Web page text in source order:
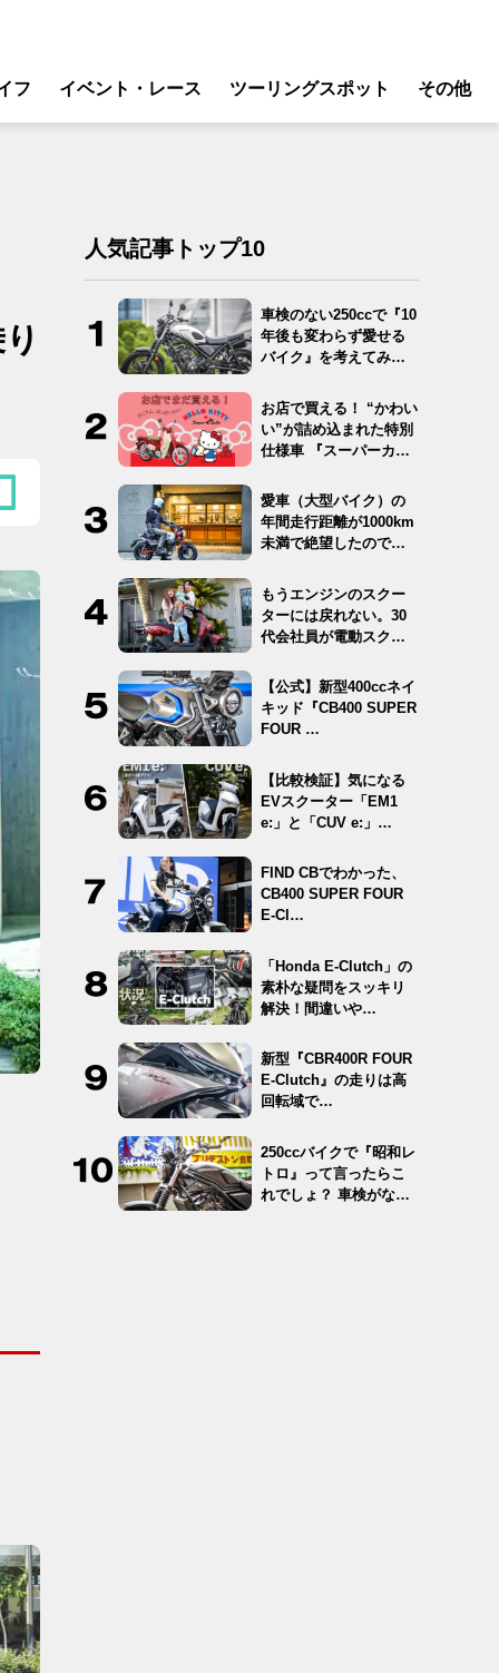
フ
ク
イベント・レース ツーリングスポット その他
人気記事トップ10
車検のない250ccで『10
年後も変わらず愛せる
バイク』を考えてみ
お店で買える！ “かわい
い”が詰め込まれた特別
仕様車 『スーパーカ
愛車（大型バイク）の
年間走行距離が1000km
未満で絶望したので
もうエンジンのスクー
ターには戻れない。30
代会社員が電動スクー
【公式】新型400ccネイ
キッド『CB400 SUPER
FOUR …
【比較検証】気になる
EVスクーター「EM1
e:」と「CUV e:」…
FIND CBでわかった、
CB400 SUPER FOUR
E-Cl…
「Honda E-Clutch」の
素朴な疑問をスッキリ
解決！間違いや…
新型『CBR400R FOUR
E-Clutch』の走りは高
回転域で…
250ccバイクで『昭和レ
トロ』って言ったらこ
れでしょ？ 車検がな